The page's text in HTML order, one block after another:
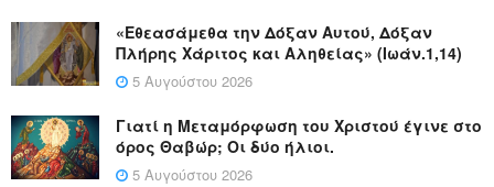
«Εθεασάμεθα την Δόξαν Αυτού, Δόξαν
Πλήρης Χάριτος και Αληθείας» (Ιωάν.1,14)
5 Αυγούστου 2026
Γιατί η Μεταμόρφωση του Χριστού έγινε στο
όρος Θαβώρ; Οι δύο ήλιοι.
5 Αυγούστου 2026